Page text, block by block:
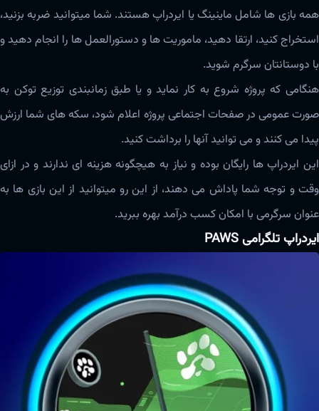
همه بازی ها شامل ماینینگ یا ایردراپ هستند. شما میتوانید ضربه بزنید،
استخراج کنید، ارتقا دهید، ماموریت ها و دستورالعمل ها را انجام دهید و
با دوستانتان سرگرم شوید.
هنگامی که پروژه شروع به کار نماید و یا طبق زمانبندی توزیع توکن به
صورت عمومی در صفحات اجتماعی پروژه اعلام شود، سکه های شما ارزش
پیدا می کنند و می توانید آنها را برداشت کنید.
این ایردراپ ها رایگان بوده و نیاز به هیچگونه هزینه ای ندارند و در ازای
وقت و توجه شما پاداش می دهند، از این رو میتوانید از این بازی ها به
عنوان سرگرمی با امکان کسب درآمد بهره ببرید.
ایردراپ تلگرامی PAWS